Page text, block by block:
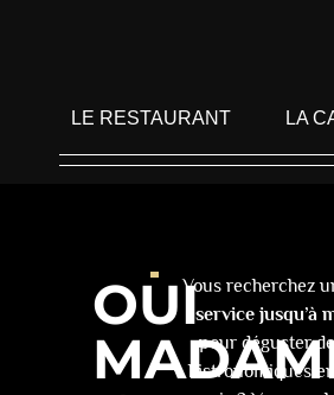
LE RESTAURANT LA
OUIVous recherchez
service jusqu’à
pour déguster
bistronomiques